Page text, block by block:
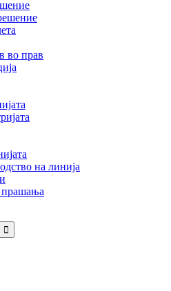
во прав
на линија
прашања